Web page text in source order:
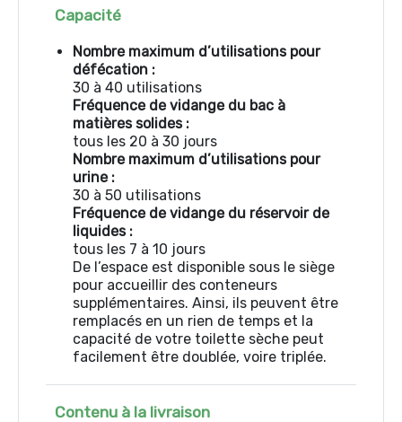
Capacité
Nombre maximum d’utilisations pour
défécation :
30 à 40 utilisations
Fréquence de vidange du bac à
matières solides :
tous les 20 à 30 jours
Nombre maximum d’utilisations pour
urine :
30 à 50 utilisations
Fréquence de vidange du réservoir de
liquides :
tous les 7 à 10 jours
De l’espace est disponible sous le siège
pour accueillir des conteneurs
supplémentaires. Ainsi, ils peuvent être
remplacés en un rien de temps et la
capacité de votre toilette sèche peut
facilement être doublée, voire triplée.
Contenu à la livraison